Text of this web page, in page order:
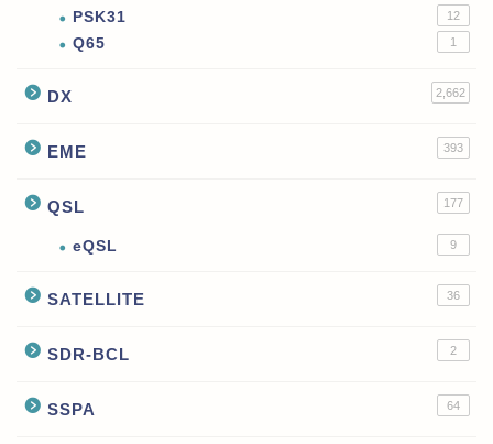
PSK31 12
Q65 1
DX 2,662
EME 393
QSL 177
eQSL 9
SATELLITE 36
SDR-BCL 2
SSPA 64